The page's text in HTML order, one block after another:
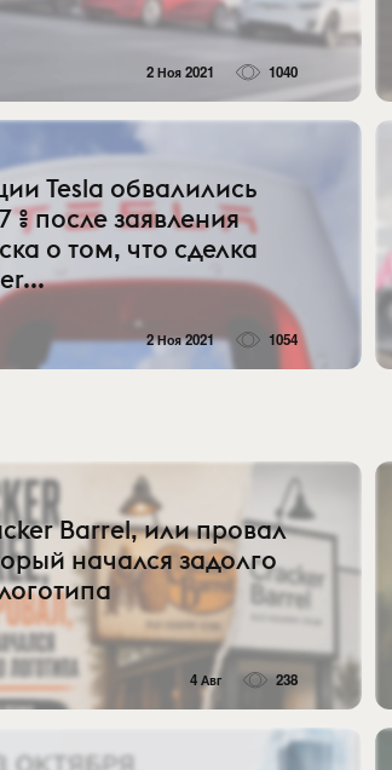
2 Ноя 2021 1040
Tesla обвалились
% после заявления
о том, что сделка
2 Ноя 2021 1054
Barrel, или провал
начался задолго
4 Авг 238